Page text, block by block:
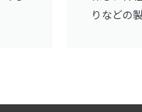
りなどの